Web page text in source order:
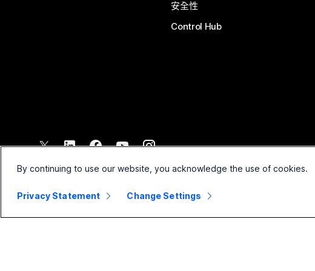
安全性
Control Hub
2026 Cisco 和/或其子公司。保留所有權利。
By continuing to use our website, you acknowledge the use of cookies.
Privacy Statement Change Settings